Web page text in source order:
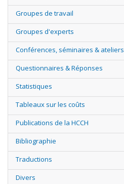
Groupes de travail
Groupes d'experts
Conférences, séminaires & ateliers
Questionnaires & Réponses
Statistiques
Tableaux sur les coûts
Publications de la HCCH
Bibliographie
Traductions
Divers